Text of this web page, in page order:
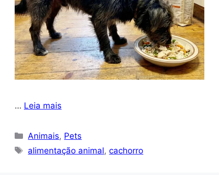
… Leia mais
Categorias
Animais, Pets
Tags
alimentação animal,cachorro